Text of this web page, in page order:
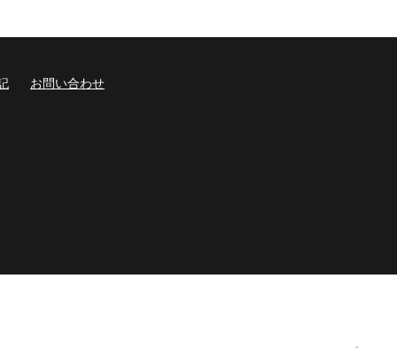
お問い合わせ